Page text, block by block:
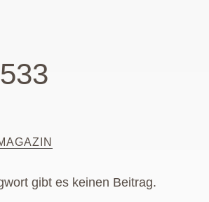
gibt es keinen Beitrag.